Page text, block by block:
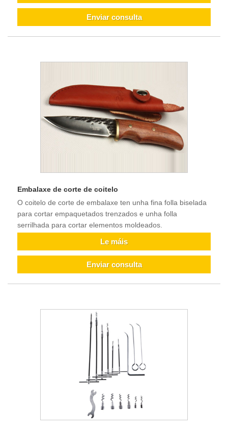
Enviar consulta
Embalaxe de corte de coitelo
O coitelo de corte de embalaxe ten unha fina folla biselada
para cortar empaquetados trenzados e unha folla
serrilhada para cortar elementos moldeados.
Le máis
Enviar consulta